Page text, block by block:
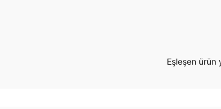
Eşleşen